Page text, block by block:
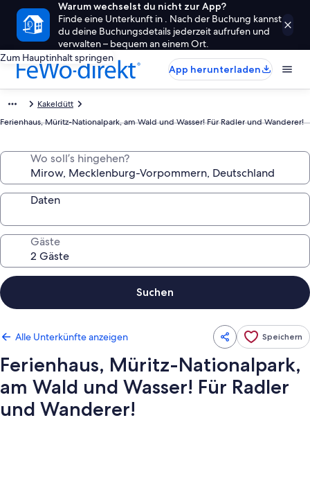
Warum wechselst du nicht zur App?
Finde eine Unterkunft in . Nach der Buchung kannst
du deine Buchungsdetails jederzeit aufrufen und
verwalten – bequem an einem Ort.
Zum Hauptinhalt springen
App herunterladen
Kakeldütt
Ferienhaus, Müritz-Nationalpark, am Wald und Wasser! Für Radler und Wanderer!
Wo soll’s hingehen?
Daten
Gäste
Suchen
Alle Unterkünfte anzeigen Speichern
Ferienhaus, Müritz-Nationalpark,
am Wald und Wasser! Für Radler
und Wanderer!